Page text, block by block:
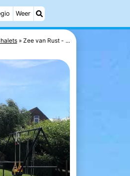
Weer
Zee van Rust - ...